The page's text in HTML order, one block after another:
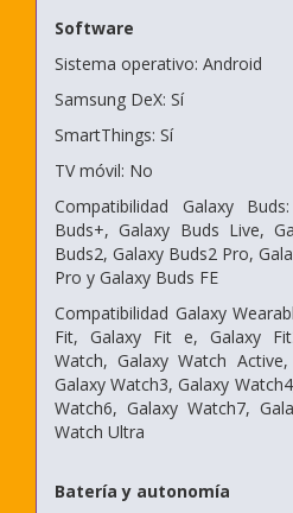
Software
Sistema operativo: Android
Samsung DeX: Sí
SmartThings: Sí
TV móvil: No
Compatibilidad Galaxy
Buds+, Galaxy Buds Live,
Buds2, Galaxy Buds2 Pro,
Pro y Galaxy Buds FE
Compatibilidad Galaxy
Fit, Galaxy Fit e, Galaxy
Watch, Galaxy Watch
Galaxy Watch3, Galaxy
Watch6, Galaxy Watch7,
Watch Ultra
Batería y autonomía